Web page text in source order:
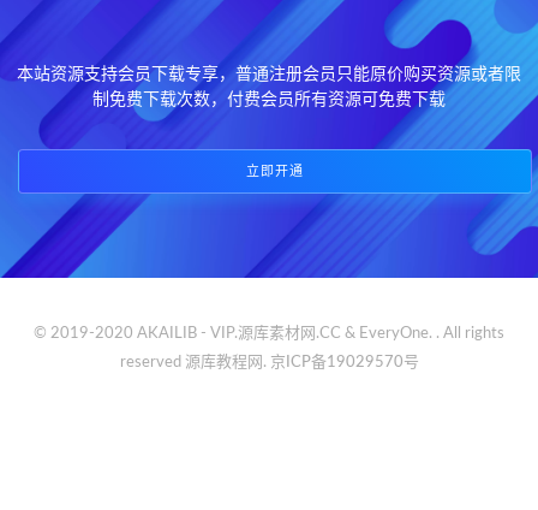
本站资源支持会员下载专享，普通注册会员只能原价购买资源或者限
制免费下载次数，付费会员所有资源可免费下载
立即开通
© 2019-2020 AKAILIB - VIP.源库素材网.CC & EveryOne. . All rights
reserved 源库教程网. 京ICP备19029570号